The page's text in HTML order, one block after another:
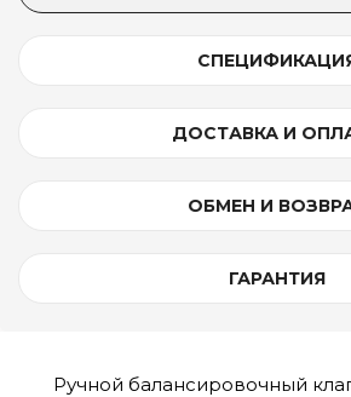
ДОСТАВКА И
ОБМЕН И
ГАРАНТИЯ
Ручной балансировочный